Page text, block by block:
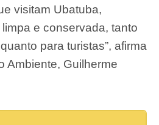
visitam Ubatuba,
e conservada, tanto
para turistas”, afirma
Ambiente, Guilherme